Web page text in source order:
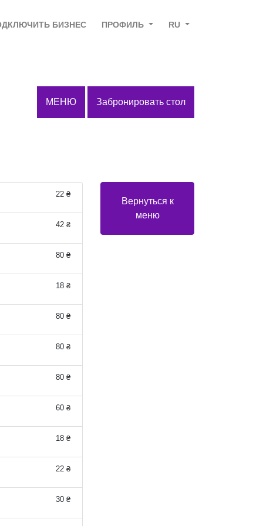
БИЗНЕС ПРОФИЛЬ RU
МЕНЮ Забронировать стол
22 ₴
42 ₴
80 ₴
18 ₴
80 ₴
80 ₴
80 ₴
60 ₴
18 ₴
22 ₴
30 ₴
Вернуться к
меню